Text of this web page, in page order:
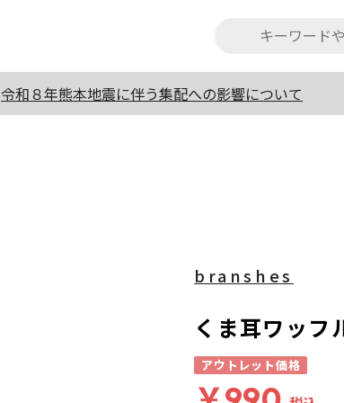
令和８年熊本地震に伴う集配への影響について
branshes
くま耳ワッフ
アウトレット価格